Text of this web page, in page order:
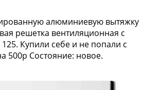
алюминиевую вытяжку
решетка вентиляционная с
Купили себе и не попали с
500р Состояние: новое.